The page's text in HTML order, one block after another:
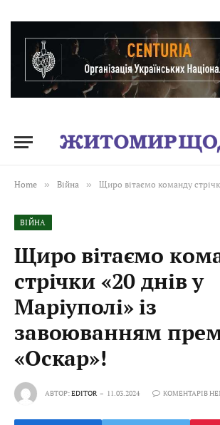
Home » Війна » Щиро вітаємо команду стрічки «20 днів у
ВІЙНА
Щиро вітаємо
стрічки «20 днів у
Маріуполі» із
завоюванням
«Оскар»!
АВТОР:EDITOR 11.03.2024 КОМЕНТАРІВ